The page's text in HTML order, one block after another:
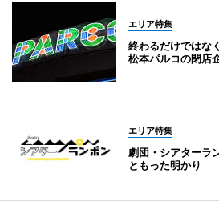
エリア特集
終わるだけではな
松本パルコの閉店
エリア特集
劇団・シアターラ
ともった明かり